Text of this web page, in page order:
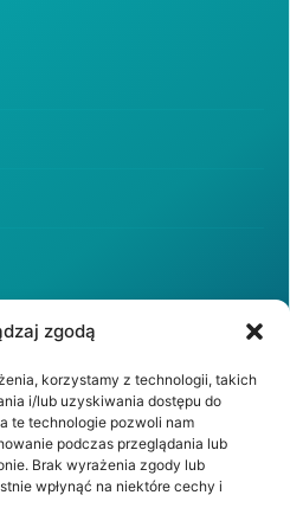
zgodą
korzystamy z technologii, takich
i/lub uzyskiwania dostępu do
te technologie pozwoli nam
podczas przeglądania lub
Brak wyrażenia zgody lub
wpłynąć na niektóre cechy i